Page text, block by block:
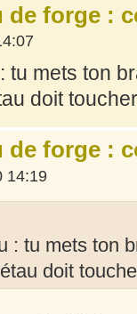
de forge :
tu mets ton
doit
de forge :
14:19
: tu mets ton
doit